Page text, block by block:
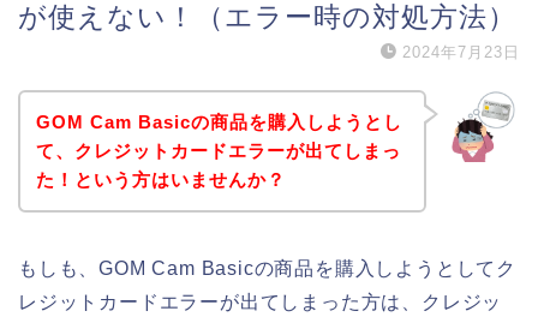
が使えない！（エラー時の対処方法）
2024年7月23日
GOM Cam Basicの商品を購入しようとし
て、クレジットカードエラーが出てしまっ
た！という方はいませんか？
もしも、GOM Cam Basicの商品を購入しようとしてク
レジットカードエラーが出てしまった方は、クレジッ